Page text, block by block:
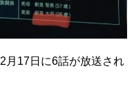
月17日に6話が放送され